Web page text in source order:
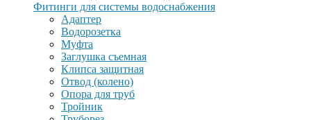
Фитинги для системы водоснабжения
Адаптер
Водорозетка
Муфта
Заглушка съемная
Клипса защитная
Отвод (колено)
Опора для труб
Тройник